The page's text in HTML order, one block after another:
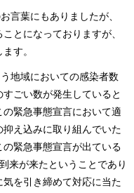
言葉にもありましたが、
とになっておりますが、
す。
地域においての感染者数
ごい数が発生していると
緊急事態宣言において適
え込みに取り組んでいた
緊急事態宣言が出ている
来が来たということであり
を引き締めて対応に当た